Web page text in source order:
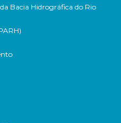
Bacia Hidrográfica do Rio